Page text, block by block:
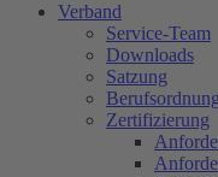
Verband
Service-Team
Downloads
Satzung
Berufsordnung
Zertifizierung